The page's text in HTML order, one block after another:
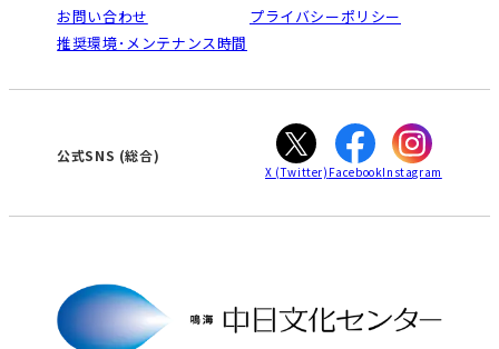
ご利用ガイド
オンライン講座受講の手順
WEBサイトのよくある質問
南大高
犬山
高蔵寺
大垣
津
お問い合わせ
プライバシーポリシー
推奨環境･メンテナンス時間
公式SNS (総合)
X (Twitter) FacebookInstagram